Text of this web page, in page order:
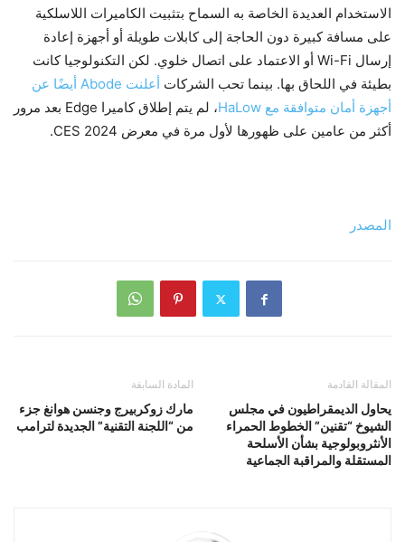
الاستخدام العديدة الخاصة به السماح بتثبيت الكاميرات اللاسلكية
على مسافة كبيرة دون الحاجة إلى كابلات طويلة أو أجهزة إعادة
إرسال Wi-Fi أو الاعتماد على اتصال خلوي. لكن التكنولوجيا كانت
بطيئة في اللحاق بها. بينما تحب الشركات
أعلنت Abode أيضًا عن
أجهزة أمان متوافقة مع HaLow
، لم يتم إطلاق كاميرا Edge بعد مرور
أكثر من عامين على ظهورها لأول مرة في معرض CES 2024.
المصدر
المادة السابقة
مارك زوكربيرج وجنسن هوانغ جزء
من “اللجنة التقنية” الجديدة لترامب
المقالة القادمة
يحاول الديمقراطيون في مجلس
الشيوخ “تقنين” الخطوط الحمراء
الأنثروبولوجية بشأن الأسلحة
المستقلة والمراقبة الجماعية